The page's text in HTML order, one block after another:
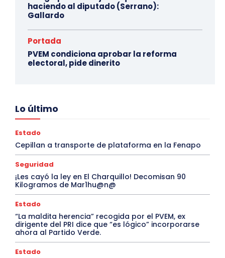
haciendo al diputado (Serrano):
Gallardo
Portada
PVEM condiciona aprobar la reforma
electoral, pide dinerito
Lo último
Estado
Cepillan a transporte de plataforma en la Fenapo
Seguridad
¡Les cayó la ley en El Charquillo! Decomisan 90
Kilogramos de Mar1hu@n@
Estado
“La maldita herencia” recogida por el PVEM, ex
dirigente del PRI dice que “es lógico” incorporarse
ahora al Partido Verde.
Estado